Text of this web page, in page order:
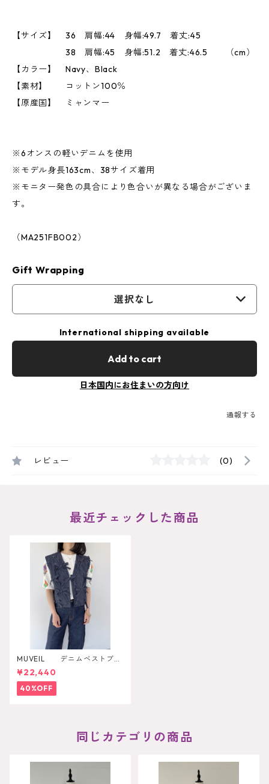
【サイズ】 36 肩幅:44 身幅:49.7 着丈:45
38 肩幅:45 身幅:51.2 着丈:46.5 （cm）
【カラー】 Navy、Black
【素材】 コットン100％
【原産国】 ミャンマー
※6オンスの軽いデニムを使用
※モデル身長163cm、38サイズ着用
※モニター発色の具合により色合いが異なる場合がございま
す。
（MA251FB002）
Gift Wrapping
選択なし
International shipping available
Add to cart
日本国内にお住まいの方向け
通報する
レビュー (0)
最近チェックした商品
MUVEIL デニムベストブラ
ウス
¥22,440
40%OFF
同じカテゴリの商品